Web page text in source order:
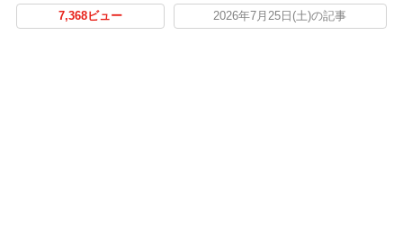
7,368ビュー 2026年7月25日(土)の記事